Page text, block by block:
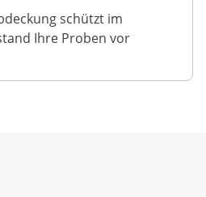
schützt im
Ihre Proben vor